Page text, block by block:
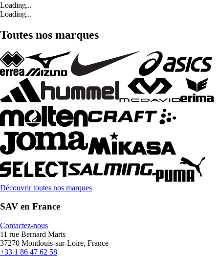
Loading...
Loading...
Toutes nos marques
Découvrir toutes nos marques
SAV en France
Contactez-nous
11 rue Bernard Maris
37270 Montlouis-sur-Loire, France
+33 1 86 47 62 58